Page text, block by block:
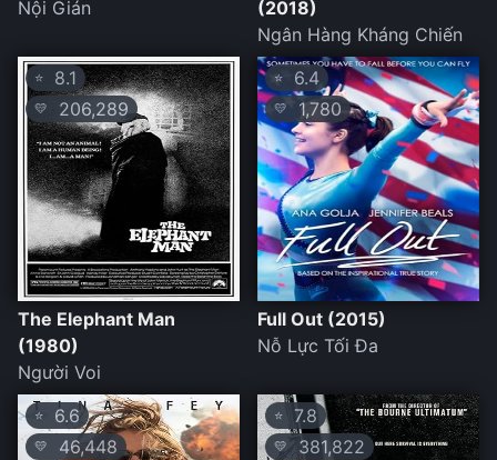
Nội Gián
(2018)
Ngân Hàng Kháng Chiến
⭐ 8.1
💛 206,289
The Elephant Man
(1980)
Người Voi
⭐ 6.4
💛 1,780
Full Out (2015)
Nỗ Lực Tối Đa
⭐ 6.6
💛 46,448
⭐ 7.8
💛 381,822